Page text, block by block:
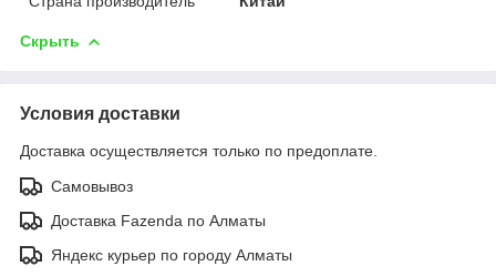
Скрыть
Условия доставки
Доставка осуществляется только по предоплате.
Самовывоз
Доставка Fazenda по Алматы
Яндекс курьер по городу Алматы